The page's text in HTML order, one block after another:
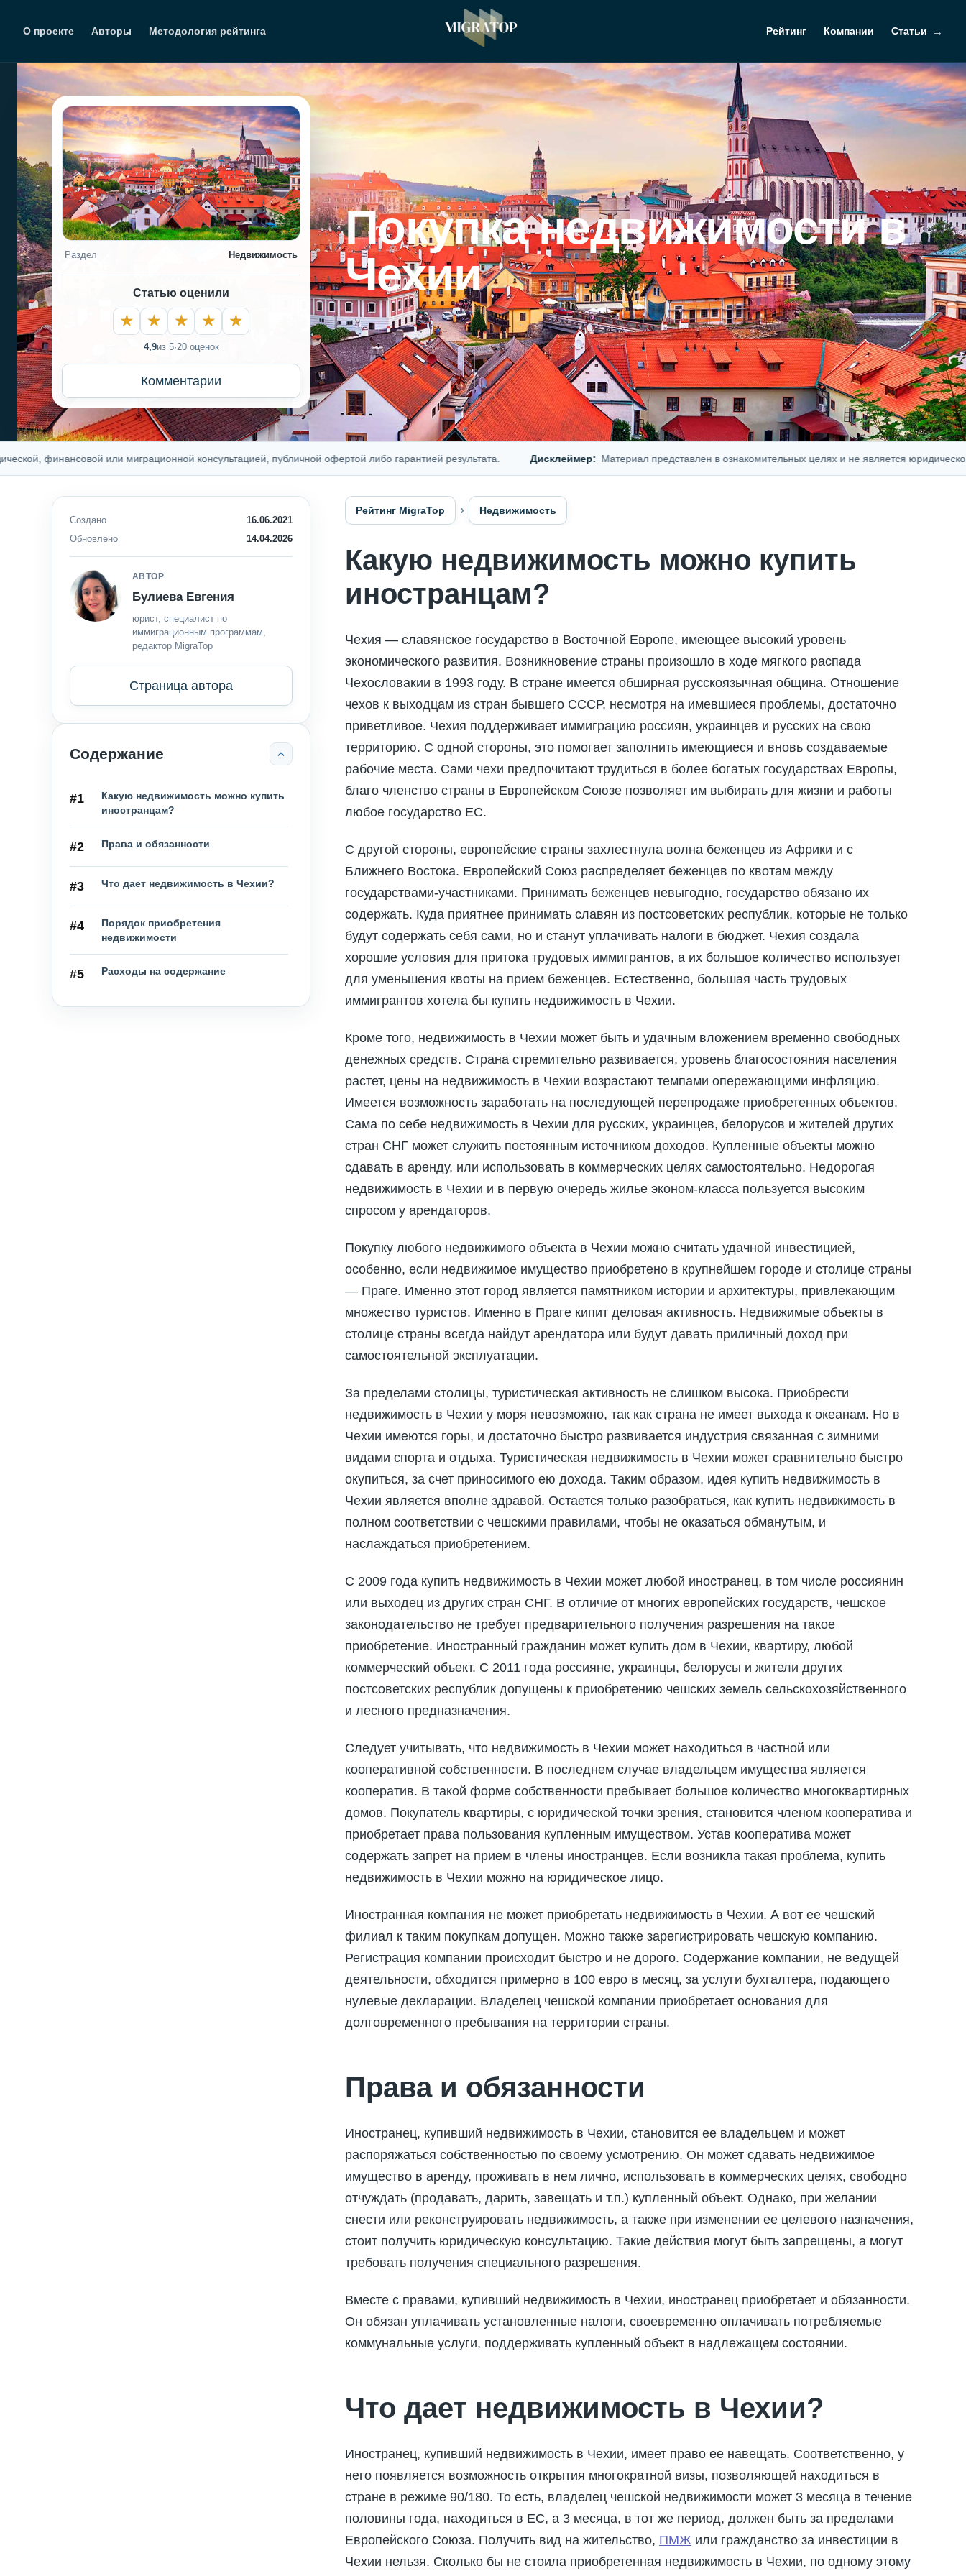
О проекте Авторы Методология рейтинга Рейтинг Компании Статьи
Покупка недвижимости в
Чехии
Раздел Недвижимость
Статью оценили
4,9из 5·20 оценок
Комментарии
или миграционной консультацией, публичной офертой либо гарантией результата. Дисклеймер: Материал представлен в ознакомительных целях и не является юридической,
Создано
16.06.2021
Обновлено
14.04.2026
АВТОР
Булиева Евгения
юрист, специалист по
иммиграционным программам,
редактор MigraTop
Страница автора
Содержание
#1
Какую недвижимость можно купить
иностранцам?
#2 Права и обязанности
#3 Что дает недвижимость в Чехии?
#4
Порядок приобретения
недвижимости
#5 Расходы на содержание
Особенности чешского рынка
Рейтинг MigraTop Недвижимость
Какую недвижимость можно купить
иностранцам?
Чехия — славянское государство в Восточной Европе, имеющее высокий уровень
экономического развития. Возникновение страны произошло в ходе мягкого распада
Чехословакии в 1993 году. В стране имеется обширная русскоязычная община. Отношение
чехов к выходцам из стран бывшего СССР, несмотря на имевшиеся проблемы, достаточно
приветливое. Чехия поддерживает иммиграцию россиян, украинцев и русских на свою
территорию. С одной стороны, это помогает заполнить имеющиеся и вновь создаваемые
рабочие места. Сами чехи предпочитают трудиться в более богатых государствах Европы,
благо членство страны в Европейском Союзе позволяет им выбирать для жизни и работы
любое государство ЕС.
С другой стороны, европейские страны захлестнула волна беженцев из Африки и с
Ближнего Востока. Европейский Союз распределяет беженцев по квотам между
государствами-участниками. Принимать беженцев невыгодно, государство обязано их
содержать. Куда приятнее принимать славян из постсоветских республик, которые не только
будут содержать себя сами, но и станут уплачивать налоги в бюджет. Чехия создала
хорошие условия для притока трудовых иммигрантов, а их большое количество использует
для уменьшения квоты на прием беженцев. Естественно, большая часть трудовых
иммигрантов хотела бы купить недвижимость в Чехии.
Кроме того, недвижимость в Чехии может быть и удачным вложением временно свободных
денежных средств. Страна стремительно развивается, уровень благосостояния населения
растет, цены на недвижимость в Чехии возрастают темпами опережающими инфляцию.
Имеется возможность заработать на последующей перепродаже приобретенных объектов.
Сама по себе недвижимость в Чехии для русских, украинцев, белорусов и жителей других
стран СНГ может служить постоянным источником доходов. Купленные объекты можно
сдавать в аренду, или использовать в коммерческих целях самостоятельно. Недорогая
недвижимость в Чехии и в первую очередь жилье эконом-класса пользуется высоким
спросом у арендаторов.
Покупку любого недвижимого объекта в Чехии можно считать удачной инвестицией,
особенно, если недвижимое имущество приобретено в крупнейшем городе и столице страны
— Праге. Именно этот город является памятником истории и архитектуры, привлекающим
множество туристов. Именно в Праге кипит деловая активность. Недвижимые объекты в
столице страны всегда найдут арендатора или будут давать приличный доход при
самостоятельной эксплуатации.
За пределами столицы, туристическая активность не слишком высока. Приобрести
недвижимость в Чехии у моря невозможно, так как страна не имеет выхода к океанам. Но в
Чехии имеются горы, и достаточно быстро развивается индустрия связанная с зимними
видами спорта и отдыха. Туристическая недвижимость в Чехии может сравнительно быстро
окупиться, за счет приносимого ею дохода. Таким образом, идея купить недвижимость в
Чехии является вполне здравой. Остается только разобраться, как купить недвижимость в
полном соответствии с чешскими правилами, чтобы не оказаться обманутым, и
наслаждаться приобретением.
С 2009 года купить недвижимость в Чехии может любой иностранец, в том числе россиянин
или выходец из других стран СНГ. В отличие от многих европейских государств, чешское
законодательство не требует предварительного получения разрешения на такое
приобретение. Иностранный гражданин может купить дом в Чехии, квартиру, любой
коммерческий объект. С 2011 года россияне, украинцы, белорусы и жители других
постсоветских республик допущены к приобретению чешских земель сельскохозяйственного
и лесного предназначения.
Следует учитывать, что недвижимость в Чехии может находиться в частной или
кооперативной собственности. В последнем случае владельцем имущества является
кооператив. В такой форме собственности пребывает большое количество многоквартирных
домов. Покупатель квартиры, с юридической точки зрения, становится членом кооператива и
приобретает права пользования купленным имуществом. Устав кооператива может
содержать запрет на прием в члены иностранцев. Если возникла такая проблема, купить
недвижимость в Чехии можно на юридическое лицо.
Иностранная компания не может приобретать недвижимость в Чехии. А вот ее чешский
филиал к таким покупкам допущен. Можно также зарегистрировать чешскую компанию.
Регистрация компании происходит быстро и не дорого. Содержание компании, не ведущей
деятельности, обходится примерно в 100 евро в месяц, за услуги бухгалтера, подающего
нулевые декларации. Владелец чешской компании приобретает основания для
долговременного пребывания на территории страны.
Права и обязанности
Иностранец, купивший недвижимость в Чехии, становится ее владельцем и может
распоряжаться собственностью по своему усмотрению. Он может сдавать недвижимое
имущество в аренду, проживать в нем лично, использовать в коммерческих целях, свободно
отчуждать (продавать, дарить, завещать и т.п.) купленный объект. Однако, при желании
снести или реконструировать недвижимость, а также при изменении ее целевого назначения,
стоит получить юридическую консультацию. Такие действия могут быть запрещены, а могут
требовать получения специального разрешения.
Вместе с правами, купивший недвижимость в Чехии, иностранец приобретает и обязанности.
Он обязан уплачивать установленные налоги, своевременно оплачивать потребляемые
коммунальные услуги, поддерживать купленный объект в надлежащем состоянии.
Что дает недвижимость в Чехии?
Иностранец, купивший недвижимость в Чехии, имеет право ее навещать. Соответственно, у
него появляется возможность открытия многократной визы, позволяющей находиться в
стране в режиме 90/180. То есть, владелец чешской недвижимости может 3 месяца в течение
половины года, находиться в ЕС, а 3 месяца, в тот же период, должен быть за пределами
Европейского Союза. Получить вид на жительство, ПМЖ или гражданство за инвестиции в
Чехии нельзя. Сколько бы не стоила приобретенная недвижимость в Чехии, по одному этому